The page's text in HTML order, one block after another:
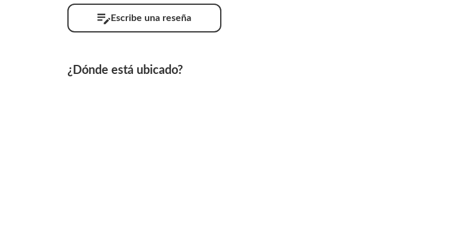
Escribe una reseña
¿Dónde está ubicado?